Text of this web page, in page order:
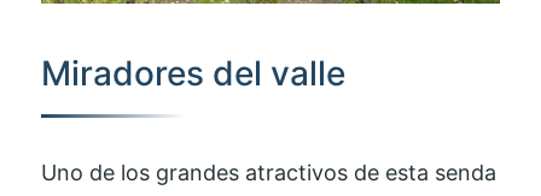
Miradores del valle
Uno de los grandes atractivos de esta senda